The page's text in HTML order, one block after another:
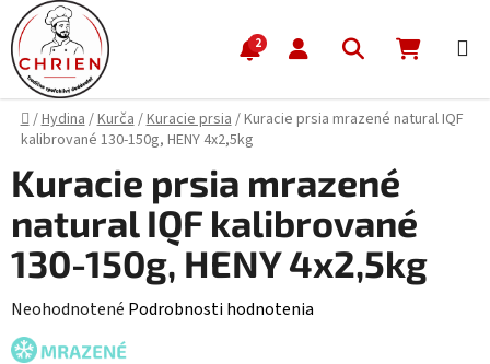
Prejsť na obsah
2 Hľadať
Domov
/Hydina/Kurča/Kuracie prsia/Kuracie prsia mrazené natural IQF
kalibrované 130-150g, HENY 4x2,5kg
Kuracie prsia mrazené
natural IQF kalibrované
130-150g, HENY 4x2,5kg
Priemerné hodnotenie produktu je 0,0 z 5 hviezdičiek.
Neohodnotené Podrobnosti hodnotenia
MRAZENÉ